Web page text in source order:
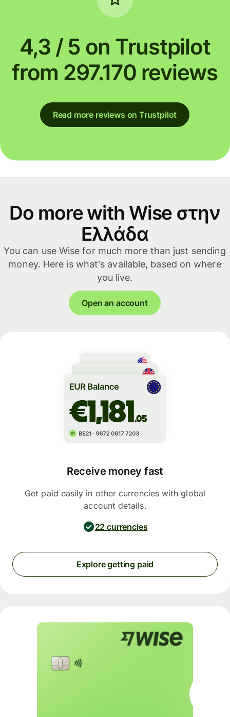
4,3 / 5 on Trustpilot
from 297.170 reviews
Read more reviews on Trustpilot
Do more with Wise στην
Ελλάδα
You can use Wise for much more than just sending
money. Here is what's available, based on where
you live.
Open an account
Receive money fast
Get paid easily in other currencies with global
account details.
22 currencies
Explore getting paid